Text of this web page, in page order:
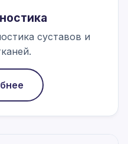
суставов и